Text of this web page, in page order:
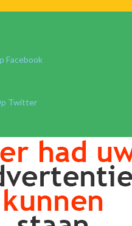
Facebook
Twitter